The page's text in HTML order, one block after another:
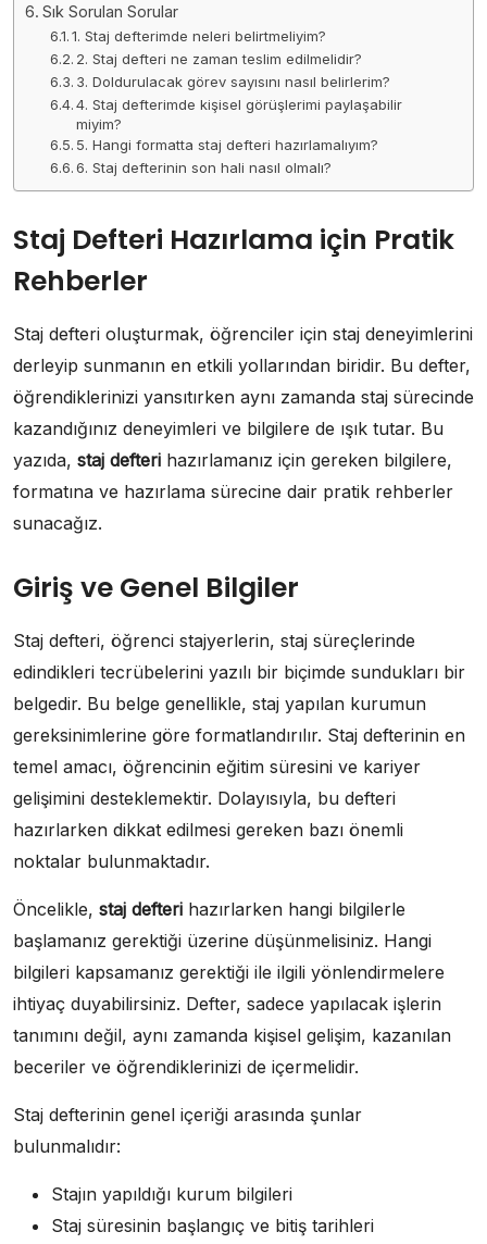
Sık Sorulan Sorular
1. Staj defterimde neleri belirtmeliyim?
2. Staj defteri ne zaman teslim edilmelidir?
3. Doldurulacak görev sayısını nasıl belirlerim?
4. Staj defterimde kişisel görüşlerimi paylaşabilir
miyim?
5. Hangi formatta staj defteri hazırlamalıyım?
6. Staj defterinin son hali nasıl olmalı?
Staj Defteri Hazırlama için Pratik
Rehberler
Staj defteri oluşturmak, öğrenciler için staj deneyimlerini
derleyip sunmanın en etkili yollarından biridir. Bu defter,
öğrendiklerinizi yansıtırken aynı zamanda staj sürecinde
kazandığınız deneyimleri ve bilgilere de ışık tutar. Bu
yazıda, staj defteri hazırlamanız için gereken bilgilere,
formatına ve hazırlama sürecine dair pratik rehberler
sunacağız.
Giriş ve Genel Bilgiler
Staj defteri, öğrenci stajyerlerin, staj süreçlerinde
edindikleri tecrübelerini yazılı bir biçimde sundukları bir
belgedir. Bu belge genellikle, staj yapılan kurumun
gereksinimlerine göre formatlandırılır. Staj defterinin en
temel amacı, öğrencinin eğitim süresini ve kariyer
gelişimini desteklemektir. Dolayısıyla, bu defteri
hazırlarken dikkat edilmesi gereken bazı önemli
noktalar bulunmaktadır.
Öncelikle, staj defteri hazırlarken hangi bilgilerle
başlamanız gerektiği üzerine düşünmelisiniz. Hangi
bilgileri kapsamanız gerektiği ile ilgili yönlendirmelere
ihtiyaç duyabilirsiniz. Defter, sadece yapılacak işlerin
tanımını değil, aynı zamanda kişisel gelişim, kazanılan
beceriler ve öğrendiklerinizi de içermelidir.
Staj defterinin genel içeriği arasında şunlar
bulunmalıdır:
Stajın yapıldığı kurum bilgileri
Staj süresinin başlangıç ve bitiş tarihleri